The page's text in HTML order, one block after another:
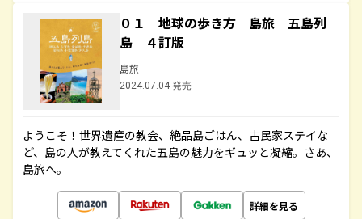
０１ 地球の歩き方 島旅 五島列
島 ４訂版
島旅
2024.07.04 発売
ようこそ！世界遺産の教会、絶品島ごはん、古民家ステイな
ど、島の人が教えてくれた五島の魅力をギュッと凝縮。さあ、
島旅へ。
詳細を見る